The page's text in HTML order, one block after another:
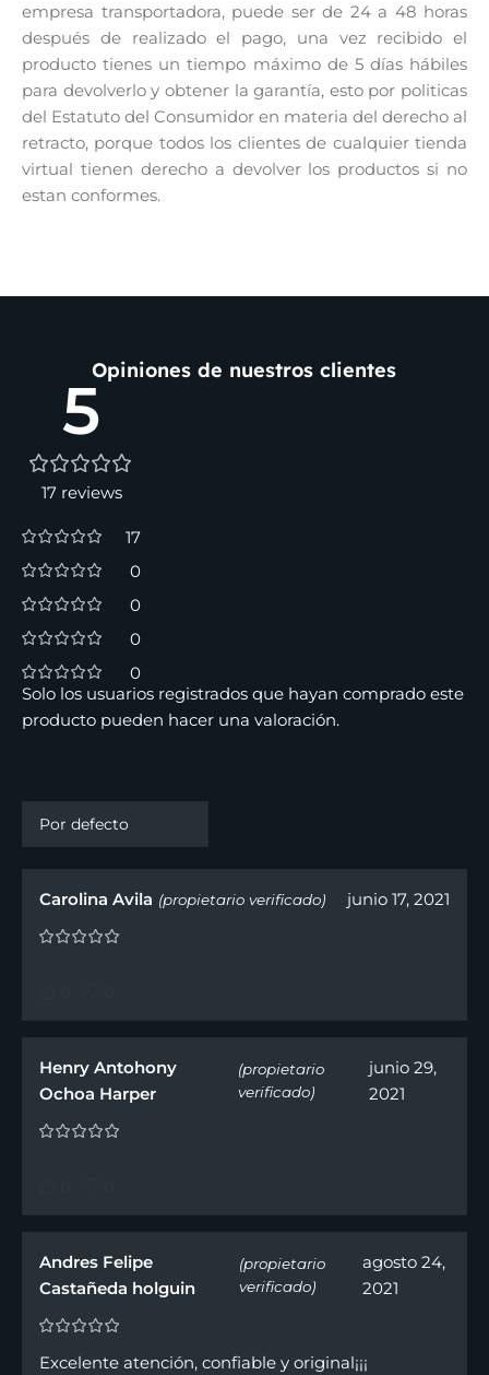
empresa transportadora, puede ser de 24 a 48 horas
después de realizado el pago, una vez recibido el
producto tienes un tiempo máximo de 5 días hábiles
para devolverlo y obtener la garantía, esto por politicas
del Estatuto del Consumidor en materia del derecho al
retracto, porque todos los clientes de cualquier tienda
virtual tienen derecho a devolver los productos si no
estan conformes.
Opiniones de nuestros clientes
5
17 reviews
17
0
0
0
0
Carolina Avila (propietario verificado) junio 17, 2021
Henry Antohony
Ochoa Harper
(propietario
verificado)
junio 29,
2021
Andres Felipe
Castañeda holguin
(propietario
verificado)
agosto 24,
2021
Excelente atención, confiable y original¡¡¡
Solo los usuarios registrados que hayan comprado este
producto pueden hacer una valoración.